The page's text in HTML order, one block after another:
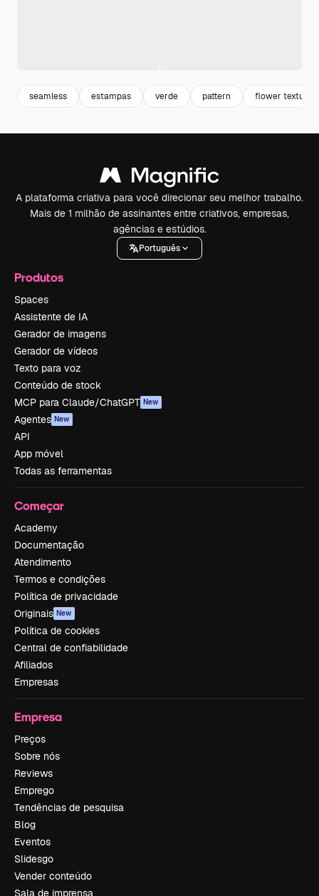
seamless estampas verde pattern flower texture
A plataforma criativa para você direcionar seu melhor trabalho.
Mais de 1 milhão de assinantes entre criativos, empresas,
agências e estúdios.
Português
Produtos
Spaces
Assistente de IA
Gerador de imagens
Gerador de vídeos
Texto para voz
Conteúdo de stock
MCP para Claude/ChatGPT New
Agentes New
API
App móvel
Todas as ferramentas
Começar
Academy
Documentação
Atendimento
Termos e condições
Política de privacidade
Originais New
Política de cookies
Central de confiabilidade
Afiliados
Empresas
Empresa
Preços
Sobre nós
Reviews
Emprego
Tendências de pesquisa
Blog
Eventos
Slidesgo
Vender conteúdo
Sala de imprensa